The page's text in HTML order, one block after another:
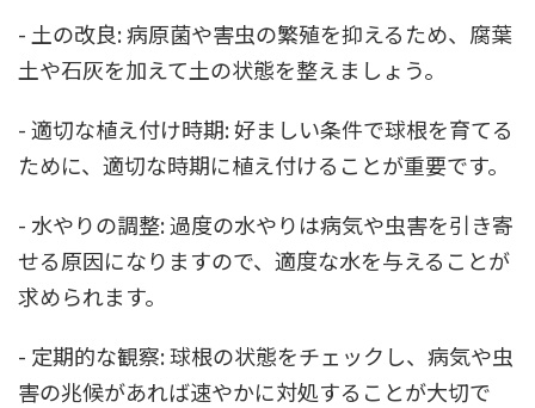
- 土の改良: 病原菌や害虫の繁殖を抑えるため、腐葉
土や石灰を加えて土の状態を整えましょう。
- 適切な植え付け時期: 好ましい条件で球根を育てる
ために、適切な時期に植え付けることが重要です。
- 水やりの調整: 過度の水やりは病気や虫害を引き寄
せる原因になりますので、適度な水を与えることが
求められます。
- 定期的な観察: 球根の状態をチェックし、病気や虫
害の兆候があれば速やかに対処することが大切で